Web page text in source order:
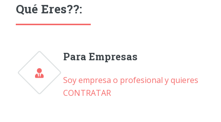
Qué Eres??:
Para Empresas
Soy empresa o profesional y quieres
CONTRATAR